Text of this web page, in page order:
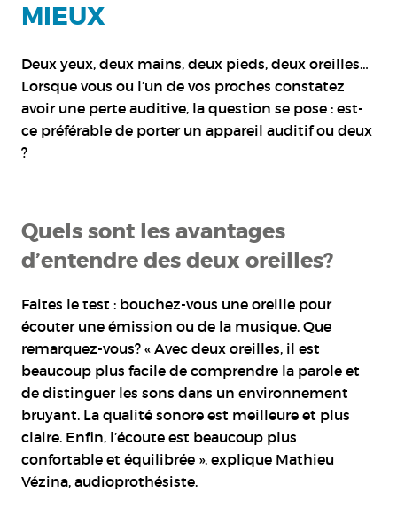
MIEUX
Deux yeux, deux mains, deux pieds, deux oreilles…
Lorsque vous ou l’un de vos proches constatez
avoir une perte auditive, la question se pose : est-
ce préférable de porter un appareil auditif ou deux
?
Quels sont les avantages
d’entendre des deux oreilles?
Faites le test : bouchez-vous une oreille pour
écouter une émission ou de la musique. Que
remarquez-vous? « Avec deux oreilles, il est
beaucoup plus facile de comprendre la parole et
de distinguer les sons dans un environnement
bruyant. La qualité sonore est meilleure et plus
claire. Enfin, l’écoute est beaucoup plus
confortable et équilibrée », explique Mathieu
Vézina, audioprothésiste.